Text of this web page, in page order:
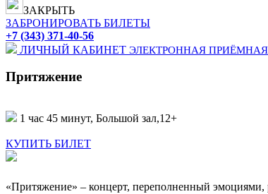
ЗАКРЫТЬ
ЗАБРОНИРОВАТЬ БИЛЕТЫ
+7 (343) 371-40-56
ЛИЧНЫЙ КАБИНЕТ ЭЛЕКТРОННАЯ ПРИЁМНАЯ
Притяжение
1 час 45 минут, Большой зал,12+
КУПИТЬ БИЛЕТ
«Притяжение» – концерт, переполненный